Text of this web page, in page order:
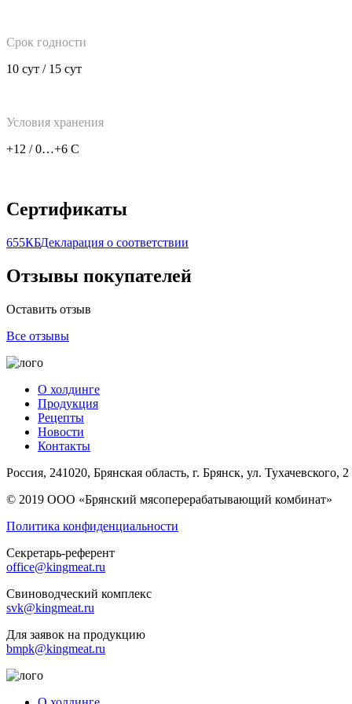
Срок годности
10 сут / 15 сут
Условия хранения
+12 / 0…+6 C
Сертификаты
655КБДекларация о соответствии
Отзывы покупателей
Оставить отзыв
Все отзывы
О холдинге
Продукция
Рецепты
Новости
Контакты
Россия, 241020, Брянская область, г. Брянск, ул. Тухачевского, 2
© 2019 ООО «Брянский мясоперерабатывающий комбинат»
Политика конфиденциальности
Секретарь-референт
office@kingmeat.ru
Свиноводческий комплекс
svk@kingmeat.ru
Для заявок на продукцию
bmpk@kingmeat.ru